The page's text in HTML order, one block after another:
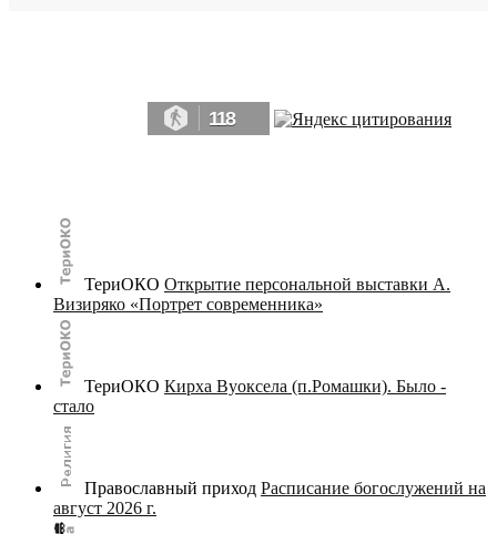
118
ТериОКО Открытие персональной выставки А.
Визиряко «Портрет современника»
ТериОКО Кирха Вуоксела (п.Ромашки). Было -
стало
Православный приход Расписание богослужений на
август 2026 г.